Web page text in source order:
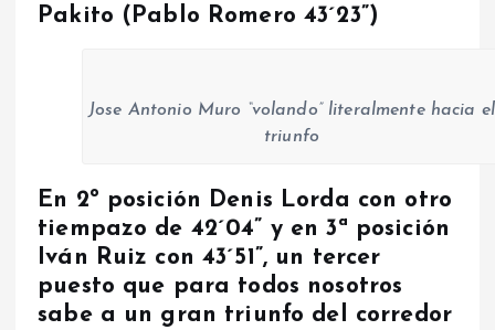
Pakito (Pablo Romero 43´23”)
Jose Antonio Muro “volando” literalmente hacia el
triunfo
En 2º posición Denis Lorda con otro
tiempazo de 42´04” y en 3ª posición
Iván Ruiz con 43´51”, un tercer
puesto que para todos nosotros
sabe a un gran triunfo del corredor